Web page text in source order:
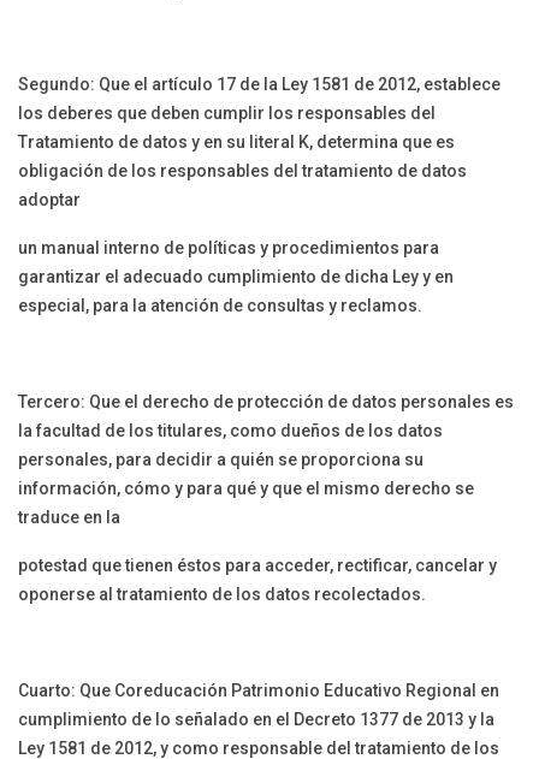
Segundo: Que el artículo 17 de la Ley 1581 de 2012, establece
los deberes que deben cumplir los responsables del
Tratamiento de datos y en su literal K, determina que es
obligación de los responsables del tratamiento de datos
adoptar
un manual interno de políticas y procedimientos para
garantizar el adecuado cumplimiento de dicha Ley y en
especial, para la atención de consultas y reclamos.
Tercero: Que el derecho de protección de datos personales es
la facultad de los titulares, como dueños de los datos
personales, para decidir a quién se proporciona su
información, cómo y para qué y que el mismo derecho se
traduce en la
potestad que tienen éstos para acceder, rectificar, cancelar y
oponerse al tratamiento de los datos recolectados.
Cuarto: Que Coreducación Patrimonio Educativo Regional en
cumplimiento de lo señalado en el Decreto 1377 de 2013 y la
Ley 1581 de 2012, y como responsable del tratamiento de los